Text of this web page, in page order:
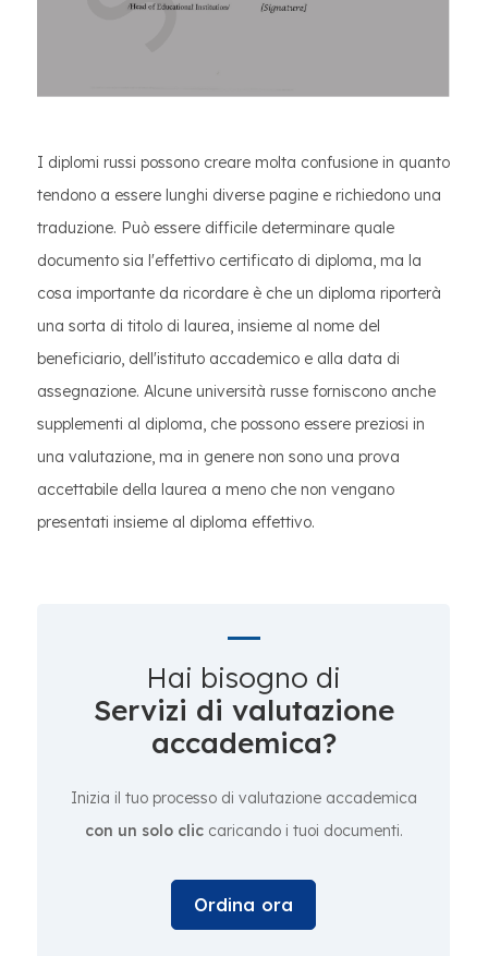
I diplomi russi possono creare molta confusione in quanto
tendono a essere lunghi diverse pagine e richiedono una
traduzione. Può essere difficile determinare quale
documento sia l'effettivo certificato di diploma, ma la
cosa importante da ricordare è che un diploma riporterà
una sorta di titolo di laurea, insieme al nome del
beneficiario, dell'istituto accademico e alla data di
assegnazione. Alcune università russe forniscono anche
supplementi al diploma, che possono essere preziosi in
una valutazione, ma in genere non sono una prova
accettabile della laurea a meno che non vengano
presentati insieme al diploma effettivo.
Hai bisogno di
Servizi di valutazione
accademica?
Inizia il tuo processo di valutazione accademica
con un solo cliccaricando i tuoi documenti.
Ordina ora